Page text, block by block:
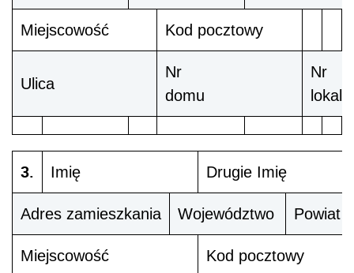
Miejscowość Kod pocztowy
Ulica
Nr
domu
Nr
lokalu
3. Imię Drugie Imię
Adres zamieszkania Województwo Powiat
Miejscowość Kod pocztowy